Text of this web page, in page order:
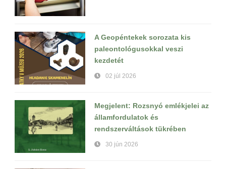
A Geopéntekek sorozata kis
paleontológusokkal veszi
kezdetét
02 júl 2026
Megjelent: Rozsnyó emlékjelei az
államfordulatok és
rendszerváltások tükrében
30 jún 2026